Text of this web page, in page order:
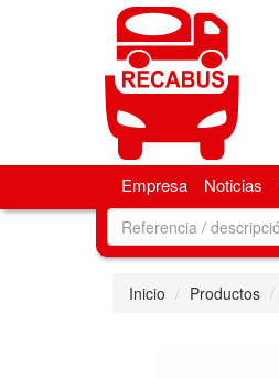
Empresa Noticias
Inicio Productos